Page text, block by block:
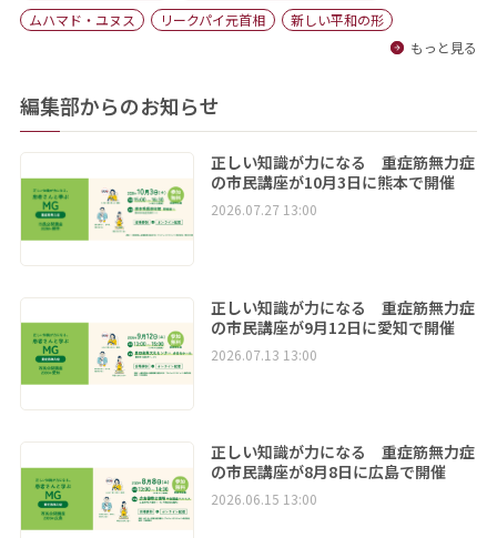
ムハマド・ユヌス
リークパイ元首相
新しい平和の形
もっと見る
編集部からのお知らせ
正しい知識が力になる 重症筋無力症
の市民講座が10月3日に熊本で開催
2026.07.27 13:00
正しい知識が力になる 重症筋無力症
の市民講座が9月12日に愛知で開催
2026.07.13 13:00
正しい知識が力になる 重症筋無力症
の市民講座が8月8日に広島で開催
2026.06.15 13:00